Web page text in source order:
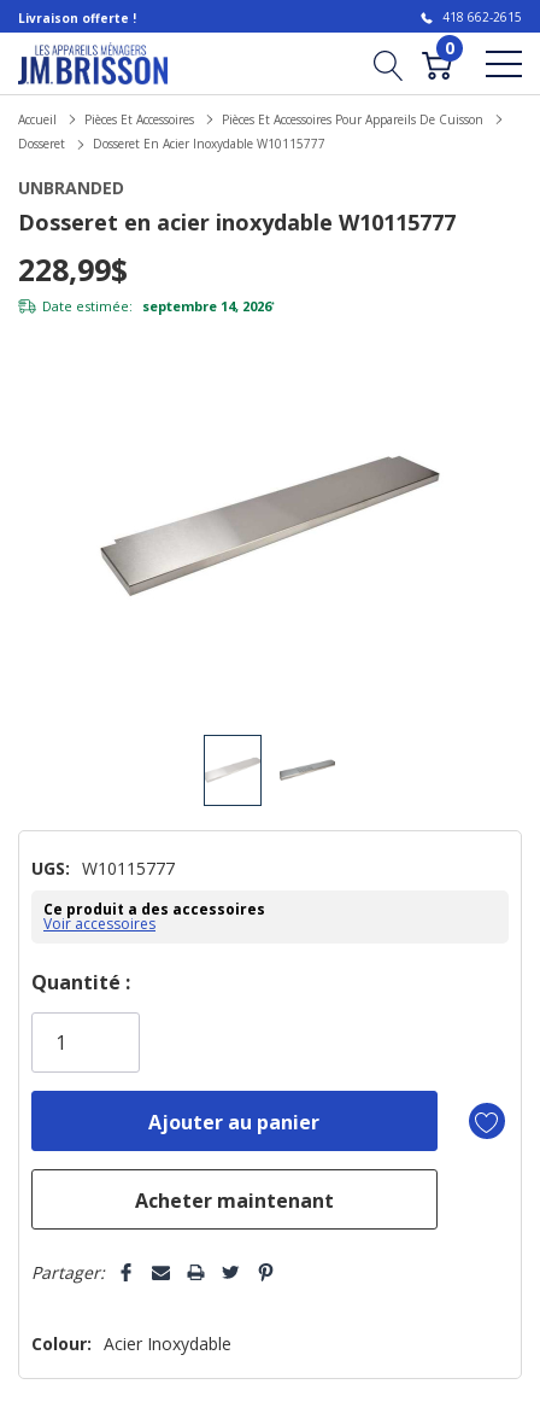
Livraison offerte ! 418 662-2615
0
Accueil Pièces Et Accessoires
Pièces Et Accessoires Pour Appareils De Cuisson
Dosseret
Dosseret En Acier Inoxydable W10115777
UNBRANDED
Dosseret en acier inoxydable W10115777
228,99$
Date estimée: septembre 14, 2026*
UGS: W10115777
Ce produit a des accessoires
Voir accessoires
Dépêchez-
vous!
plus
Quantité :
Partager:
Colour: Acier Inoxydable